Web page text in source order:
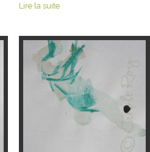
Lire la suite